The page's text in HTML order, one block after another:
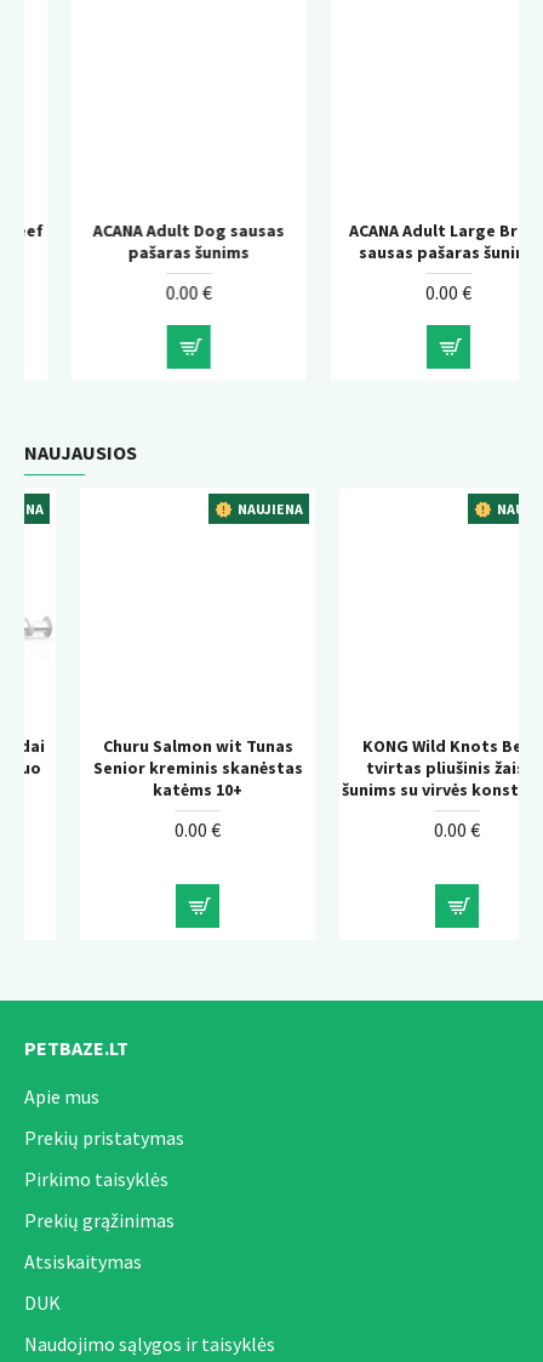
ACANA Adult Dog sausas
pašaras šunims
0.00 €
ACANA Adult Large Breed
sausas pašaras šunims
0.00 €
NAUJAUSIOS
NAUJIENA
Churu Salmon wit Tunas
Senior kreminis skanėstas
katėms 10+
NAUJIENA
KONG Wild Knots Bear –
tvirtas pliušinis žaislas
šunims su virvės konstrukcija
PETBAZE.LT
Apie mus
Prekių pristatymas
Pirkimo taisyklės
Prekių grąžinimas
Atsiskaitymas
DUK
Naudojimo sąlygos ir taisyklės